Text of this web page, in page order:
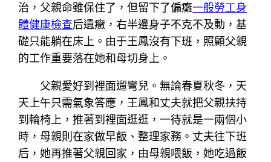
治，父親命雖保住了，但留下了偏癱一般勞工身
體健康檢查后遺癥，右半邊身子不克不及動，基
礎只能躺在床上。由于王鳳沒有下班，照顧父親
的工作重要落在她和母切身上。
父親愛好到裡面遛彎兒。無論春夏秋冬，天
天上午只需氣象答應，王鳳和丈夫就把父親扶持
到輪椅上，推著到裡面逛逛，一待就是一兩個小
時，母親則在家做早飯、整理家務。丈夫往下班
后，她再推著父親回家，由母親喂飯，她吃過飯